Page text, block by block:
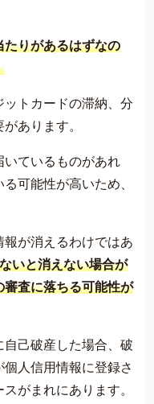
たりがあるはずなの
トカードの滞納、分
あります。
いているものがあれ
可能性が高いため、
が消えるわけではあ
いと消えない場合が
査に落ちる可能性が
自己破産した場合、破
人信用情報に登録さ
がまれにあります。